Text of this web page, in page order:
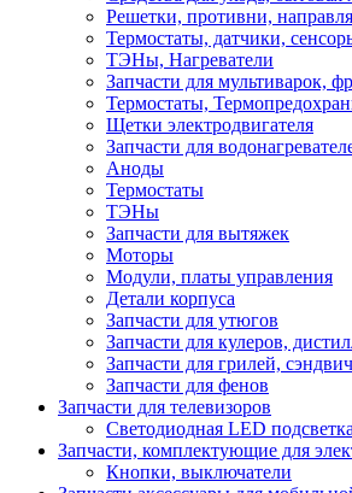
Решетки, противни,
Термостаты, датчики,
ТЭНы, Нагреватели
Запчасти для мультиварок,
Термостаты,
Щетки электродвигателя
Запчасти для
Аноды
Термостаты
ТЭНы
Запчасти для вытяжек
Моторы
Модули, платы управления
Детали корпуса
Запчасти для утюгов
Запчасти для кулеров,
Запчасти для грилей,
Запчасти для фенов
Запчасти для телевизоров
Светодиодная LED
Запчасти, комплектующие для
Кнопки, выключатели